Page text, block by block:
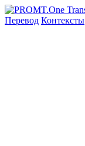
Перевод Контексты